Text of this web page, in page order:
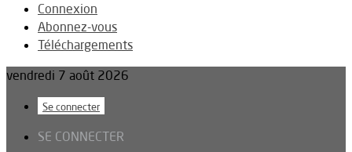
Connexion
Abonnez-vous
Téléchargements
vendredi 7 août 2026
Se connecter
SE CONNECTER